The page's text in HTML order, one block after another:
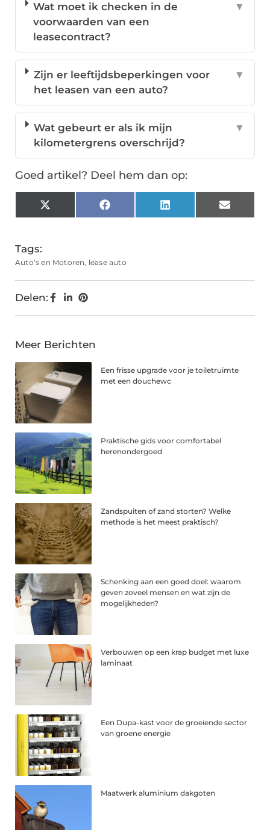
Wat moet ik checken in de
voorwaarden van een
leasecontract?
▼
Zijn er leeftijdsbeperkingen voor
het leasen van een auto?
▼
Wat gebeurt er als ik mijn
kilometergrens overschrijd?
▼
Goed artikel? Deel hem dan op:
X
(Twitter)
Facebook LinkedIn Email
Tags:
Auto’s en Motoren, lease auto
Delen:
Meer Berichten
Een frisse upgrade voor je toiletruimte
met een douchewc
Praktische gids voor comfortabel
herenondergoed
Zandspuiten of zand storten? Welke
methode is het meest praktisch?
Schenking aan een goed doel: waarom
geven zoveel mensen en wat zijn de
mogelijkheden?
Verbouwen op een krap budget met luxe
laminaat
Een Dupa-kast voor de groeiende sector
van groene energie
Maatwerk aluminium dakgoten